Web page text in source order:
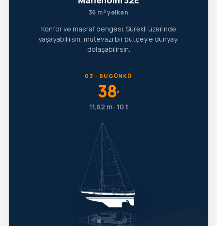
36 m² yelken
Konfor ve masraf dengesi. Sürekli üzerinde
yaşayabilirsin, mütevazı bir bütçeyle dünyayı
dolaşabilirsin.
03 · BUGÜNKÜ
38′
11,62 m · 10 t